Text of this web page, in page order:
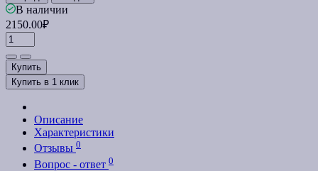
В наличии
2150.00₽
Купить
Купить в 1 клик
Описание
Характеристики
Отзывы 0
Вопрос - ответ 0